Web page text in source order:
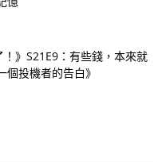
！》S21E9：有些錢，本來就
投機者的告白》